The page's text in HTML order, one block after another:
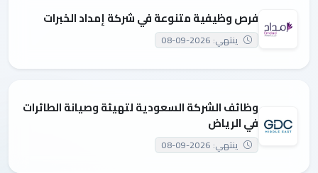
فرص وظيفية متنوعة في شركة إمداد الخبرات
ينتهي: 2026-09-08
وظائف الشركة السعودية لتهيئة وصيانة الطائرات
في الرياض
ينتهي: 2026-09-08